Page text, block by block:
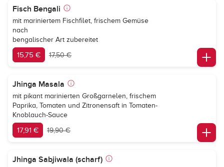
Fisch Bengali
mit mariniertem Fischfilet, frischem Gemüse
nach
bengalischer Art zubereitet
15,75 € 17,50 €
Jhinga Masala
mit pikant marinierten Großgarnelen, frischem
Paprika, Tomaten und Zitronensaft in Tomaten-
Knoblauch-Sauce
17,91 € 19,90 €
Jhinga Sabjiwala (scharf)